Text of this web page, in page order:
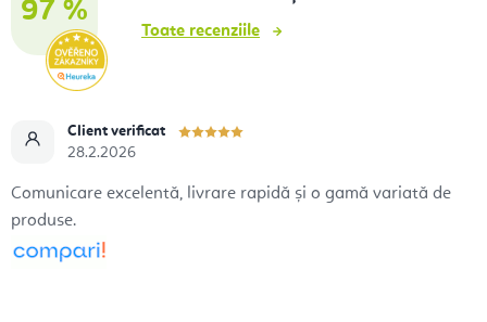
97 %
Toate recenziile
Client verificat
28.2.2026
Comunicare excelentă, livrare rapidă și o gamă variată de
produse.